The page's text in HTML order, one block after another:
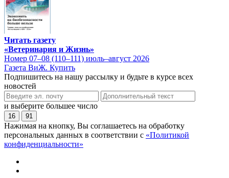
Читать газету
«Ветеринария и Жизнь»
Номер 07–08 (110–111) июль–август 2026
Газета ВиЖ. Купить
Подпишитесь на нашу рассылку и будьте в курсе всех
новостей
и выберите большее число
16 91
Нажимая на кнопку, Вы соглашаетесь на обработку
персональных данных в соответствии с «Политикой
конфиденциальности»